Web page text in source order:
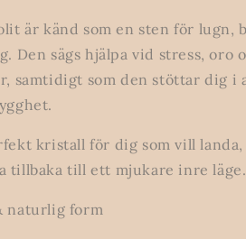
är känd som en sten för lugn,
Den sägs hjälpa vid stress, oro
samtidigt som den stöttar dig
kristall för dig som vill landa,
tillbaka till ett mjukare inre läge.
naturlig form